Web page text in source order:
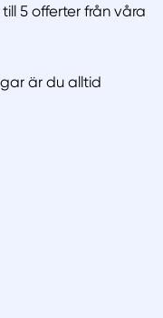
5 offerter från våra
är du alltid